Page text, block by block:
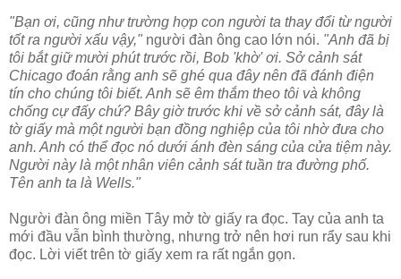
"Bạn ơi, cũng như trường hợp con người ta thay đổi từ người
tốt ra người xấu vậy," người đàn ông cao lớn nói. "Anh đã bị
tôi bắt giữ mười phút trước rồi, Bob 'khờ' ơi. Sở cảnh sát
Chicago đoán rằng anh sẽ ghé qua đây nên đã đánh điện
tín cho chúng tôi biết. Anh sẽ êm thắm theo tôi và không
chống cự đấy chứ? Bây giờ trước khi về sở cảnh sát, đây là
tờ giấy mà một người bạn đồng nghiệp của tôi nhờ đưa cho
anh. Anh có thể đọc nó dưới ánh đèn sáng của cửa tiệm này.
Người này là một nhân viên cảnh sát tuần tra đường phố.
Tên anh ta là Wells."
Người đàn ông miền Tây mở tờ giấy ra đọc. Tay của anh ta
mới đầu vẫn bình thường, nhưng trở nên hơi run rẩy sau khi
đọc. Lời viết trên tờ giấy xem ra rất ngắn gọn.